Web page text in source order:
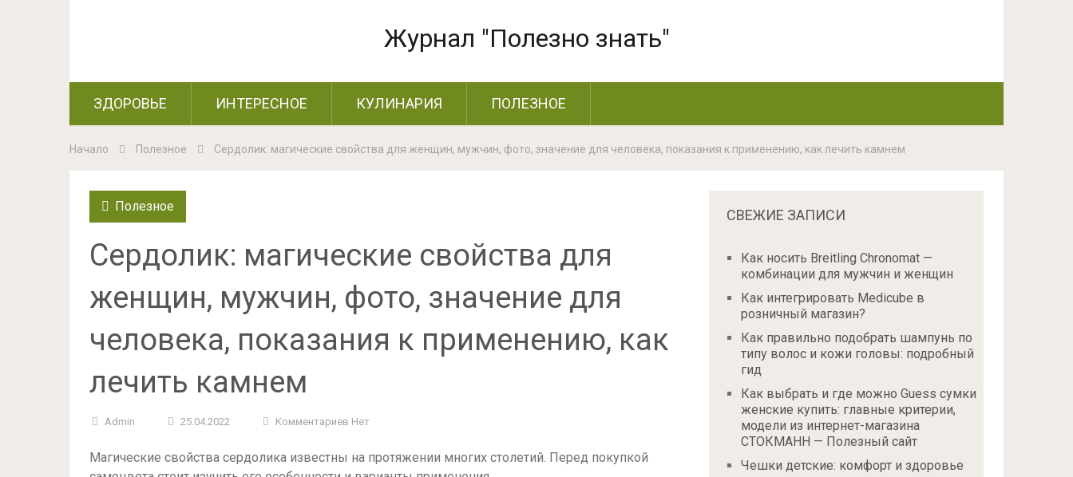
Журнал "Полезно знать"
ЗДОРОВЬЕ ИНТЕРЕСНОЕ КУЛИНАРИЯ ПОЛЕЗНОЕ
Начало Полезное Сердолик: магические свойства для женщин, мужчин, фото, значение для человека, показания к применению, как лечить камнем
Полезное
Сердолик: магические свойства для
женщин, мужчин, фото, значение для
человека, показания к применению, как
лечить камнем
Admin 25.04.2022 Комментариев Нет
Магические свойства сердолика известны на протяжении многих столетий. Перед покупкой
СВЕЖИЕ ЗАПИСИ
Как носить Breitling Chronomat —
комбинации для мужчин и женщин
Как интегрировать Medicube в
розничный магазин?
Как правильно подобрать шампунь по
типу волос и кожи головы: подробный
гид
Как выбрать и где можно Guess сумки
женские купить: главные критерии,
модели из интернет-магазина
СТОКМАНН — Полезный сайт
Чешки детские: комфорт и здоровье